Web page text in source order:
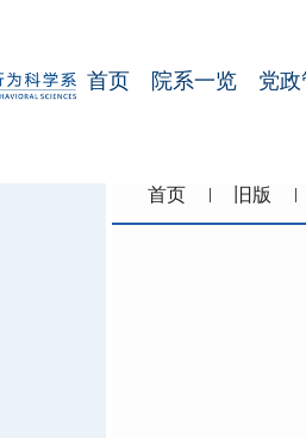
首页 院系一览 党
首页 旧版